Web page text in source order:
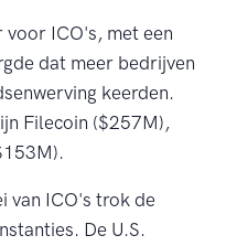
voor ICO's, met een
dat meer bedrijven
keerden.
Filecoin ($257M),
van ICO's trok de
De U.S.